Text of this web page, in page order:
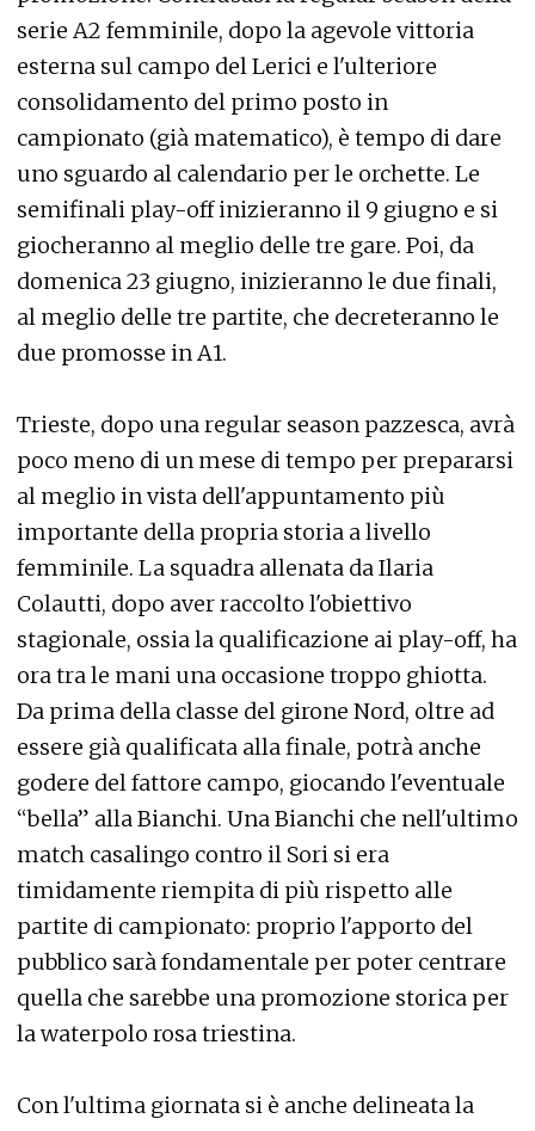
serie A2 femminile, dopo la agevole vittoria
esterna sul campo del Lerici e l'ulteriore
consolidamento del primo posto in
campionato (già matematico), è tempo di dare
uno sguardo al calendario per le orchette. Le
semifinali play-off inizieranno il 9 giugno e si
giocheranno al meglio delle tre gare. Poi, da
domenica 23 giugno, inizieranno le due finali,
al meglio delle tre partite, che decreteranno le
due promosse in A1.
Trieste, dopo una regular season pazzesca, avrà
poco meno di un mese di tempo per prepararsi
al meglio in vista dell'appuntamento più
importante della propria storia a livello
femminile. La squadra allenata da Ilaria
Colautti, dopo aver raccolto l'obiettivo
stagionale, ossia la qualificazione ai play-off, ha
ora tra le mani una occasione troppo ghiotta.
Da prima della classe del girone Nord, oltre ad
essere già qualificata alla finale, potrà anche
godere del fattore campo, giocando l'eventuale
“bella” alla Bianchi. Una Bianchi che nell'ultimo
match casalingo contro il Sori si era
timidamente riempita di più rispetto alle
partite di campionato: proprio l'apporto del
pubblico sarà fondamentale per poter centrare
quella che sarebbe una promozione storica per
la waterpolo rosa triestina.
Con l'ultima giornata si è anche delineata la